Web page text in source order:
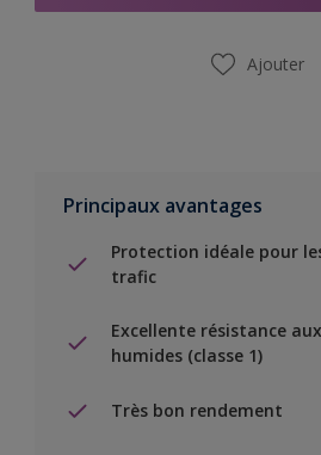
Ajouter
Principaux avantages
Protection idéale pour
trafic
Excellente résistance
humides (classe 1)
Très bon rendement